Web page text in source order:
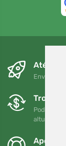
Até ao
Envio
Trocas
Pode
altura no